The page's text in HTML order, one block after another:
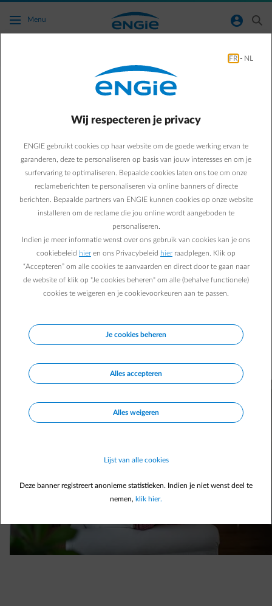
Ga naar de hoofdinhoud
Menu normal-account-circle search
Verwarming
Gedaan met stookolie in
Wallonië, alternatieven
brengen duurzame
toekomst
Paul D.
Energie-expert bij ENGIE
20/08/2024· 1 min
brandstof en duwt gezinnen naar oplossingen die
milieuvriendelijker zijn en het klimaat ontzien. Welke
FR - NL
Wij respecteren je privacy
ENGIE gebruikt cookies op haar website om de goede werking ervan te
garanderen, deze te personaliseren op basis van jouw interesses en om je
surfervaring te optimaliseren. Bepaalde cookies laten ons toe om onze
reclameberichten te personaliseren via online banners of directe
berichten. Bepaalde partners van ENGIE kunnen cookies op onze website
installeren om de reclame die jou online wordt aangeboden te
personaliseren.
Indien je meer informatie wenst over ons gebruik van cookies kan je ons
cookiebeleid hier en ons Privacybeleid hier raadplegen. Klik op
“Accepteren” om alle cookies te aanvaarden en direct door te gaan naar
de website of klik op "Je cookies beheren" om alle (behalve functionele)
cookies te weigeren en je cookievoorkeuren aan te passen.
Je cookies beheren
Alles accepteren
Alles weigeren
Lijst van alle cookies
Deze banner registreert anonieme statistieken. Indien je niet wenst deel te
nemen, klik hier.